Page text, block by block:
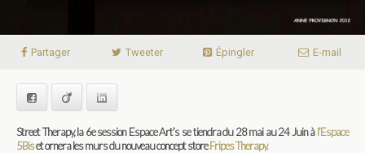
Partager Tweeter Épingler E-mail
Facebook Viadeo
Street Therapy, la 6e session Espace Art’s se tiendra du 28 mai au 24 Juin àl’Espace
5Biset ornera les murs du nouveau concept storeFripes Therapy.